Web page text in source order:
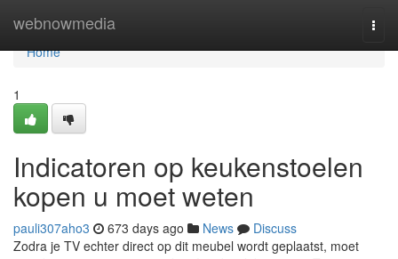
webnowmedia
Home
Home
1
Indicatoren op keukenstoelen
kopen u moet weten
pauli307aho3 673 days ago News
Discuss
Zodra je TV echter direct op dit meubel wordt geplaatst, moet